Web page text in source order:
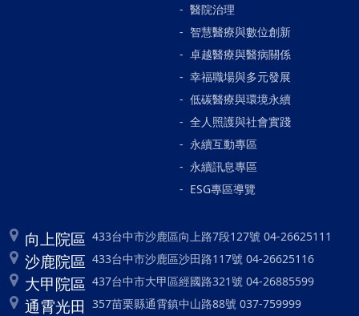
醫院治理
智慧醫療與數位創新
卓越醫療與醫病關係
幸福職場與多元發展
低碳醫療與環境永續
全人照護與社會實踐
永續互動專區
永續訊息專區
ESG專區導覽
向上院區 433台中市沙鹿區向上路7段127號 04-26625111
沙鹿院區 433台中市沙鹿區沙田路117號 04-26625116
大甲院區 437台中市大甲區經國路321號 04-26885599
通霄光田 357苗栗縣通霄鎮中山路88號 037-759999